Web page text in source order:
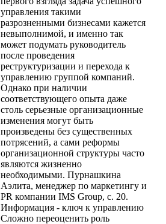
управления такими
разрозненными бизнесами кажется
невыполнимой, и именно так
может подумать руководитель
после проведения
реструктуризации и перехода к
управлению группой компаний.
Однако при наличии
соответствующего опыта даже
столь серьезные организационные
изменения могут быть
произведены без существенных
потрясений, а сами реформы
организационной структуры часто
являются жизненно
необходимыми. Пурнашкина
Аэлита, менеджер по маркетингу и
PR компании IMS Group, с. 20.
Информация - ключ к управлению
Сложно переоценить роль